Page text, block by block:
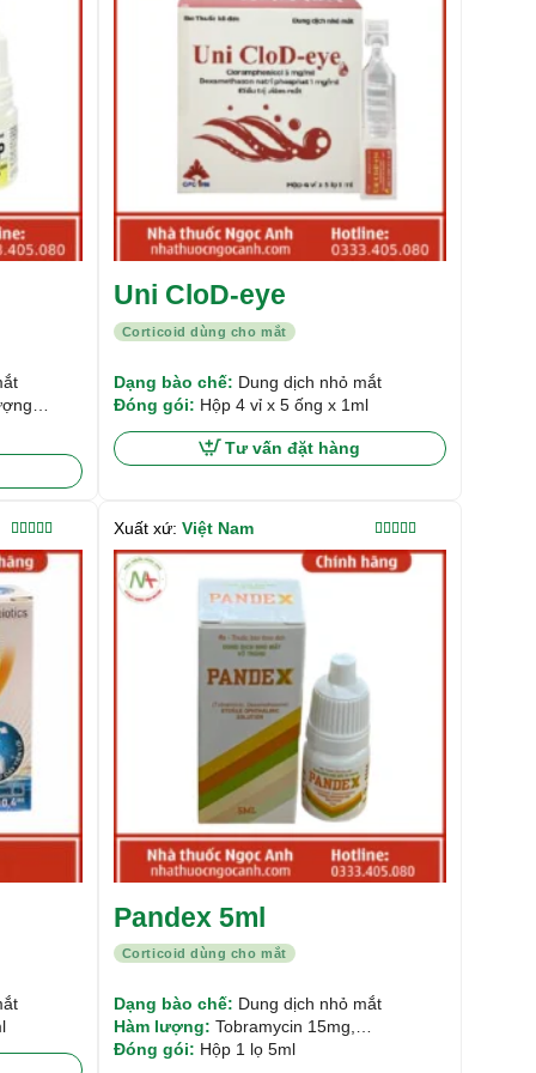
Corticoid dùng cho mắt
Uni CloD-eye
Dạng bào chế: Dung dịch nhỏ mắt
Đóng gói: Hộp 4 vỉ x 5 ống x 1ml
Tư vấn đặt hàng
Được xếp
hạng5.00
sao
Corticoid dùng cho mắt
Pandex 5ml
Được xếp
hạng 5.00
sao
Dạng bào chế: Dung dịch nhỏ mắt
Hàm lượng: Tobramycin 15mg,
Dexamethasone Phosphat 5mg
Đóng gói: Hộp 1 lọ 5ml
Xuất xứ: Việt Nam